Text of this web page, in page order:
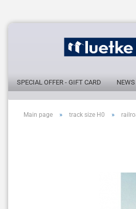
SPECIAL OFFER - GIFT CARD NEWS
Main page » track size H0 »